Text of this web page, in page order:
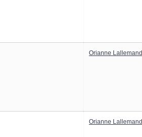
Orianne Lallemand
Orianne Lallemand